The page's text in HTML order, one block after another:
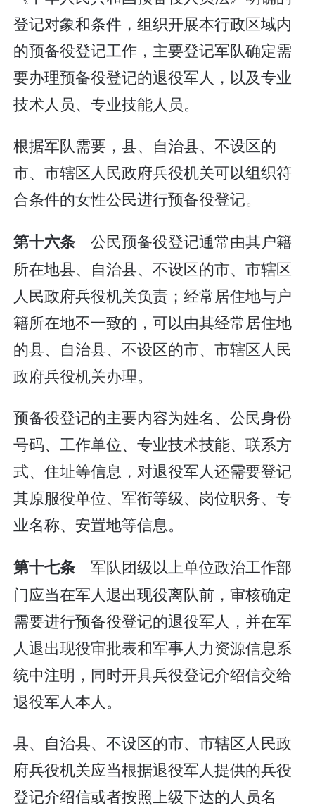
登记对象和条件，组织开展本行政区域内
的预备役登记工作，主要登记军队确定需
要办理预备役登记的退役军人，以及专业
技术人员、专业技能人员。
根据军队需要，县、自治县、不设区的
市、市辖区人民政府兵役机关可以组织符
合条件的女性公民进行预备役登记。
第十六条公民预备役登记通常由其户籍
所在地县、自治县、不设区的市、市辖区
人民政府兵役机关负责；经常居住地与户
籍所在地不一致的，可以由其经常居住地
的县、自治县、不设区的市、市辖区人民
政府兵役机关办理。
预备役登记的主要内容为姓名、公民身份
号码、工作单位、专业技术技能、联系方
式、住址等信息，对退役军人还需要登记
其原服役单位、军衔等级、岗位职务、专
业名称、安置地等信息。
第十七条军队团级以上单位政治工作部
门应当在军人退出现役离队前，审核确定
需要进行预备役登记的退役军人，并在军
人退出现役审批表和军事人力资源信息系
统中注明，同时开具兵役登记介绍信交给
退役军人本人。
县、自治县、不设区的市、市辖区人民政
府兵役机关应当根据退役军人提供的兵役
登记介绍信或者按照上级下达的人员名